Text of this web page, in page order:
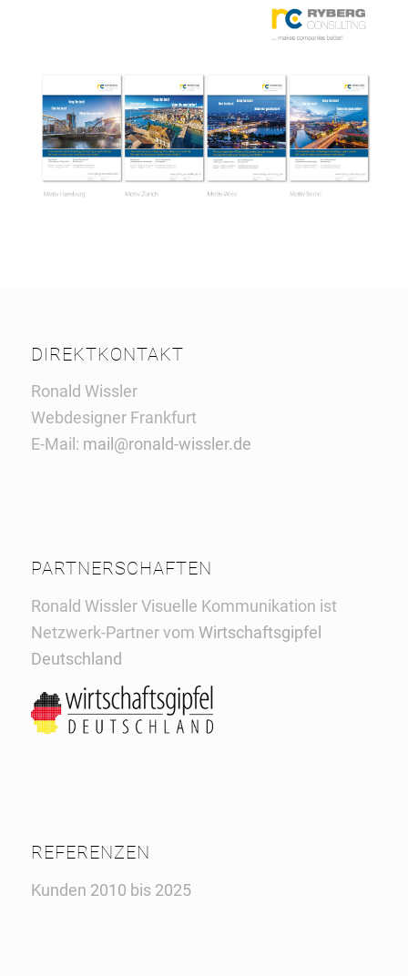
DIREKTKONTAKT
Ronald Wissler
Webdesigner Frankfurt
E-Mail: mail@ronald-wissler.de
PARTNERSCHAFTEN
Ronald Wissler Visuelle Kommunikation ist
Netzwerk-Partner vom Wirtschaftsgipfel
Deutschland
REFERENZEN
Kunden 2010 bis 2025